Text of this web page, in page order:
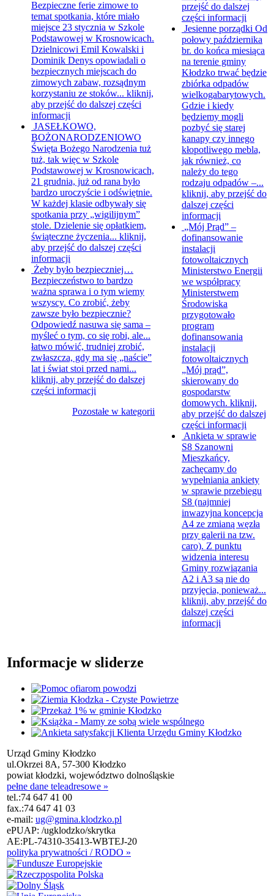
Bezpieczne ferie zimowe to
temat spotkania, które miało
miejsce 23 stycznia w Szkole
Podstawowej w Krosnowicach.
Dzielnicowi Emil Kowalski i
Dominik Denys opowiadali o
bezpiecznych miejscach do
zimowych zabaw, rozsądnym
korzystaniu ze stoków... kliknij,
aby przejść do dalszej części
informacji
JASEŁKOWO,
BOŻONARODZENIOWO
Święta Bożego Narodzenia tuż
tuż, tak więc w Szkole
Podstawowej w Krosnowicach,
21 grudnia, już od rana było
bardzo uroczyście i odświętnie.
W każdej klasie odbywały się
spotkania przy „wigilijnym”
stole. Dzielenie się opłatkiem,
świąteczne życzenia... kliknij,
aby przejść do dalszej części
informacji
Żeby było bezpieczniej…
Bezpieczeństwo to bardzo
ważna sprawa i o tym wiemy
wszyscy. Co zrobić, żeby
zawsze było bezpiecznie?
Odpowiedź nasuwa się sama –
myśleć o tym, co się robi, ale...
łatwo mówić, trudniej zrobić,
zwłaszcza, gdy ma się „naście”
lat i świat stoi przed nami...
kliknij, aby przejść do dalszej
części informacji
Pozostałe w kategorii
przejść do dalszej
części informacji
Jesienne porządki Od
połowy października
br. do końca miesiąca
na terenie gminy
Kłodzko trwać będzie
zbiórka odpadów
wielkogabarytowych.
Gdzie i kiedy
będziemy mogli
pozbyć się starej
kanapy czy innego
kłopotliwego mebla,
jak również, co
należy do tego
rodzaju odpadów –...
kliknij, aby przejść do
dalszej części
informacji
„Mój Prąd” –
dofinansowanie
instalacji
fotowoltaicznych
Ministerstwo Energii
we współpracy
Ministerstwem
Środowiska
przygotowało
program
dofinansowania
instalacji
fotowoltaicznych
„Mój prąd”,
skierowany do
gospodarstw
domowych. kliknij,
aby przejść do dalszej
części informacji
Ankieta w sprawie
S8 Szanowni
Mieszkańcy,
zachęcamy do
wypełniania ankiety
w sprawie przebiegu
S8 (najmniej
inwazyjna koncepcja
A4 ze zmianą węzła
przy galerii na tzw.
caro). Z punktu
widzenia interesu
Gminy rozwiązania
A2 i A3 są nie do
przyjęcia, ponieważ...
kliknij, aby przejść do
dalszej części
informacji
Informacje w sliderze
Urząd Gminy Kłodzko
ul.Okrzei 8A, 57-300 Kłodzko
powiat kłodzki, województwo dolnośląskie
pełne dane teleadresowe »
tel.:74 647 41 00
fax.:74 647 41 03
e-mail: ug@gmina.klodzko.pl
ePUAP: /ugklodzko/skrytka
AE:PL-74310-35413-WBTEJ-20
polityka prywatności / RODO »